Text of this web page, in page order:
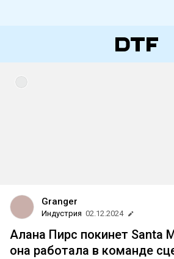
Granger
Индустрия 02.12.2024
Алана Пирс покинет Santa
она работала в команде